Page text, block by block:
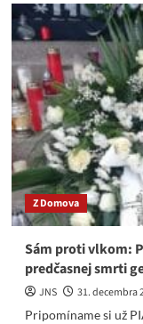
Z Domova
Sám proti vlkom:
predčasnej smrti
JNS
31. decembra
Pripomíname si už